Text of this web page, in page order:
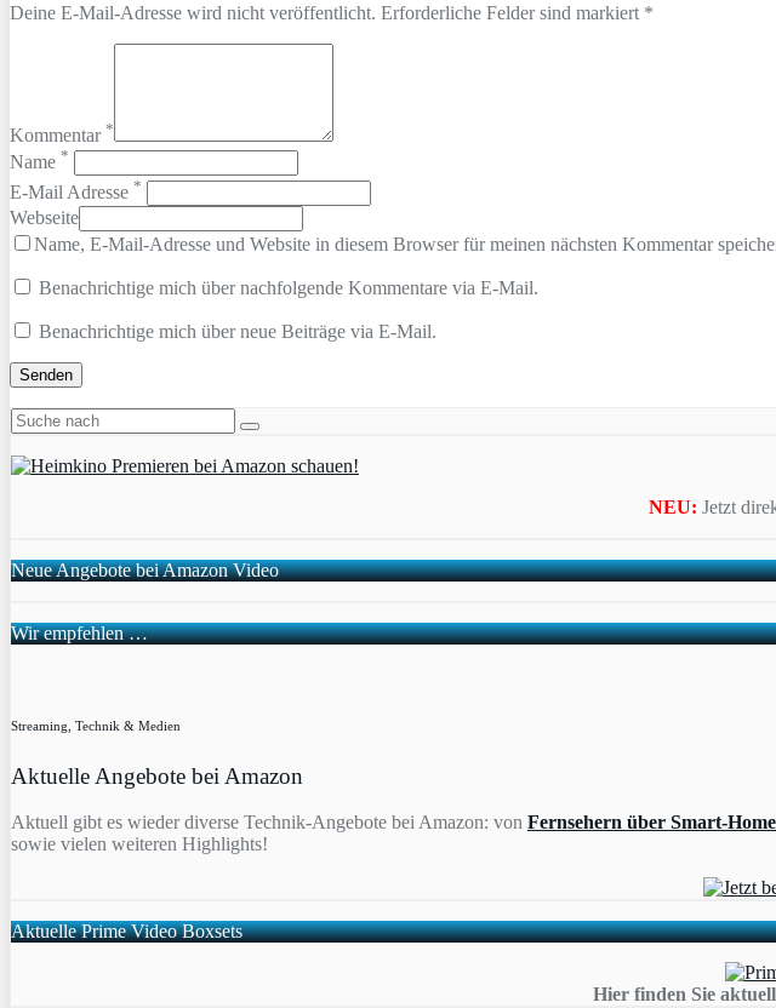
Deine E-Mail-Adresse wird nicht veröffentlicht. Erforderliche Felder sind markiert *
Kommentar *
Name *
E-Mail Adresse *
Webseite
Name, E-Mail-Adresse und Website in diesem Browser für meinen nächsten Kommentar
Benachrichtige mich über nachfolgende Kommentare via E-Mail.
Benachrichtige mich über neue Beiträge via E-Mail.
NEU: Jetzt
Neue Angebote bei Amazon Video
Wir empfehlen …
Streaming, Technik & Medien
Aktuelle Angebote bei Amazon
Aktuell gibt es wieder diverse Technik-Angebote bei Amazon: von Fernsehern über Smart-
sowie vielen weiteren Highlights!
Aktuelle Prime Video Boxsets
Hier finden Sie